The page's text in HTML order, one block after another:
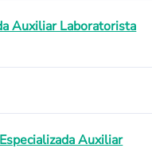
Auxiliar Laboratorista
Auxiliar